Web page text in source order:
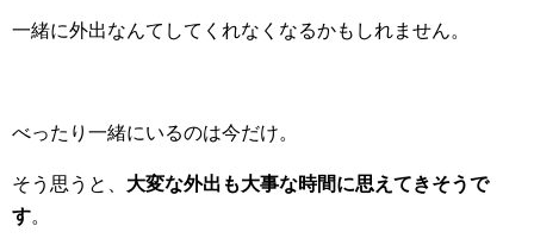
一緒に外出なんてしてくれなくなるかもしれません。
べったり一緒にいるのは今だけ。
そう思うと、 大変な外出も大事な時間に思えてきそうで
す。